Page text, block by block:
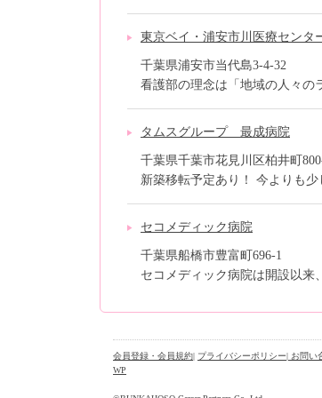
東京ベイ・浦安市川医療センタ
千葉県浦安市当代島3-4-32
看護部の理念は「地域の人々の
タムスグループ 最成病院
千葉県千葉市花見川区柏井町
新築移転予定あり！ 今よりも少
セコメディック病院
千葉県船橋市豊富町696-1
セコメディック病院は開設以来
会員登録・会員規約| プライバシーポリシー| お問い
WP